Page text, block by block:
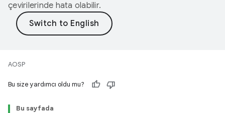
çevirilerinde hata olabilir.
AOSP
Bu size yardımcı oldu mu?
Bu sayfada